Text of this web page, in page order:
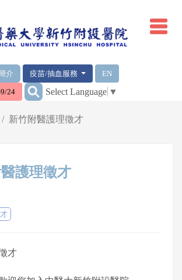
介 疫苗/抽血服務 EN
24 ::: Select Language ▼
新竹附醫護理徵才
護理徵才
才